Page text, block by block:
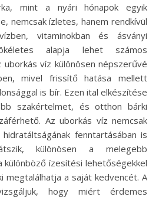
mint a nyári hónapok egyik
nemcsak ízletes, hanem rendkívül
vitaminokban és ásványi
alapja lehet számos
uborkás víz különösen népszerűvé
mivel frissítő hatása mellett
is bír. Ezen ital elkészítése
szakértelmet, és otthon bárki
Az uborkás víz nemcsak
fenntartásában is
különösen a melegebb
különböző ízesítési lehetőségekkel
megtalálhatja a saját kedvencét. A
hogy miért érdemes